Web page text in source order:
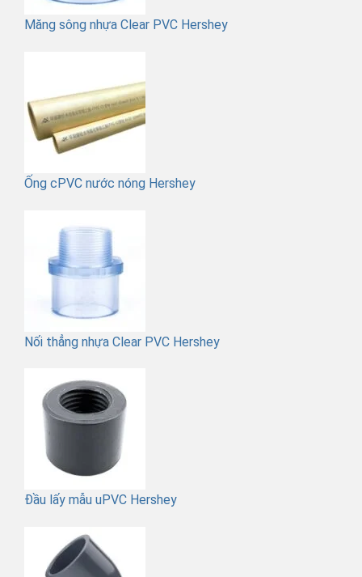
Măng sông nhựa Clear PVC Hershey
Ống cPVC nước nóng Hershey
Nối thẳng nhựa Clear PVC Hershey
Đầu lấy mẫu uPVC Hershey